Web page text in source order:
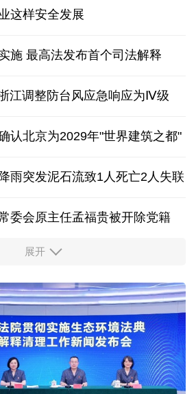
这样安全发展
施 最高法发布首个司法解释
江调整防台风应急响应为Ⅳ级
认北京为2029年"世界建筑之都"
雨突发泥石流致1人死亡2人失联
委会原主任孟福贵被开除党籍
假新政 释放消费潜力
京离境退税各项数据均创新高
牛肉已达到规定数量的50%
量511.412吨，同比增长1.23%
展开